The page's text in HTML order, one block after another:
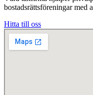
bostadsrättsföreningar med
Hitta till oss